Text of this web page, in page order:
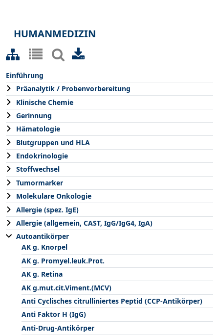
HUMANMEDIZIN
Einführung
Präanalytik / Probenvorbereitung
Klinische Chemie
Gerinnung
Hämatologie
Blutgruppen und HLA
Endokrinologie
Stoffwechsel
Tumormarker
Molekulare Onkologie
Allergie (spez. IgE)
Allergie (allgemein, CAST, IgG/IgG4, IgA)
Autoantikörper
AK g. Knorpel
AK g. Promyel.leuk.Prot.
AK g. Retina
AK g.mut.cit.Viment.(MCV)
Anti Cyclisches citrulliniertes Peptid (CCP-Antikörper)
Anti Faktor H (IgG)
Anti-Drug-Antikörper